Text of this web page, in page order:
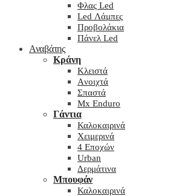
Φλας Led
Led Λάμπες
Προβολάκια
Πάνελ Led
Αναβάτης
Κράνη
Kλειστά
Aνοιχτά
Σπαστά
Mx Enduro
Γάντια
Καλοκαιρινά
Χειμερινά
4 Εποχών
Urban
Δερμάτινα
Μπουφάν
Καλοκαιρινά